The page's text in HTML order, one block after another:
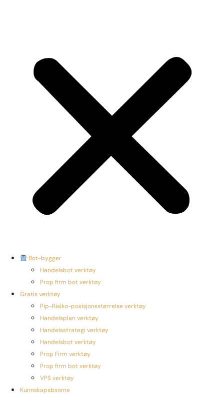
Bot-bygger
Handelsbot verktøy
Prop firm bot verktøy
Gratis verktøy
Pip-Risiko-posisjonsstørrelse verktøy
Handelsplan verktøy
Handelsstrategi verktøy
Handelsbot verktøy
Prop Firm verktøy
Prop firm bot verktøy
VPS verktøy
Kunnskapsbsome